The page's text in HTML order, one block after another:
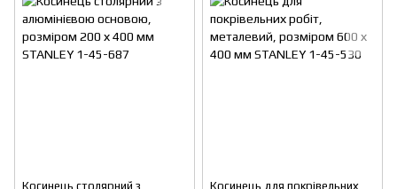
Косинець столярний з
Косинець для покрівельних